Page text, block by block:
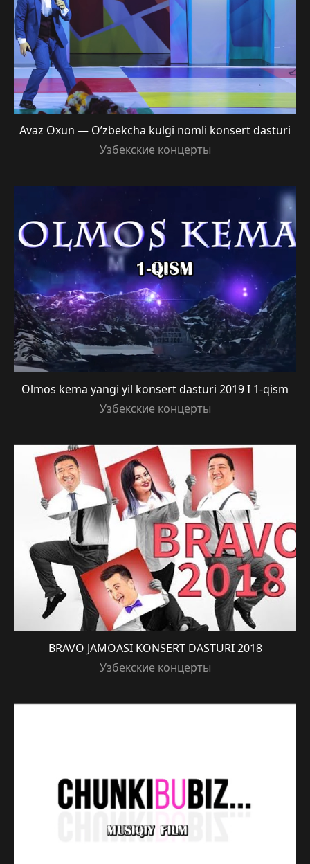
Avaz Oxun — O’zbekcha kulgi nomli konsert dasturi
Узбекские концерты
Olmos kema yangi yil konsert dasturi 2019 I 1-qism
Узбекские концерты
BRAVO JAMOASI KONSERT DASTURI 2018
Узбекские концерты